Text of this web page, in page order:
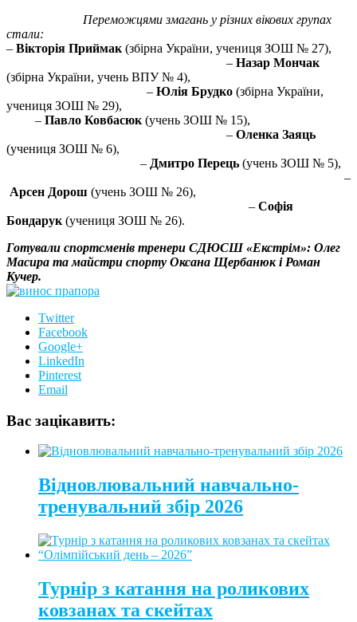
Переможцями змагань у різних вікових групах
стали:
– Вікторія Приймак (збірна України, учениця ЗОШ № 27),
– Назар Мончак
(збірна України, учень ВПУ № 4),
– Юлія Брудко (збірна України,
учениця ЗОШ № 29),
– Павло Ковбасюк (учень ЗОШ № 15),
– Оленка Заяць
(учениця ЗОШ № 6),
– Дмитро Перець (учень ЗОШ № 5),
–
Арсен Дорош (учень ЗОШ № 26),
– Софія
Бондарук (учениця ЗОШ № 26).
Готували спортсменів тренери СДЮСШ «Екстрім»: Олег
Масира та майстри спорту Оксана Щербанюк і Роман
Кучер.
Twitter
Facebook
Google+
LinkedIn
Pinterest
Email
Вас зацікавить:
Відновлювальний навчально-
тренувальний збір 2026
Турнір з катання на роликових
ковзанах та скейтах